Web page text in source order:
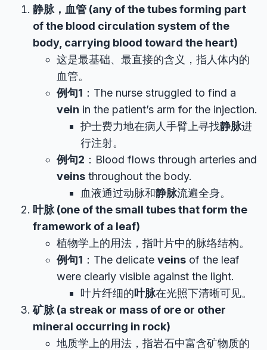
静脉，血管 (any of the tubes forming part
of the blood circulation system of the
body, carrying blood toward the heart)
这是最基础、最直接的含义，指人体内的
血管。
例句1 ：The nurse struggled to find a
vein in the patient’s arm for the injection.
护士费力地在病人手臂上寻找静脉进
行注射。
例句2 ：Blood flows through arteries and
veins throughout the body.
血液通过动脉和静脉流遍全身。
叶脉 (one of the small tubes that form the
framework of a leaf)
植物学上的用法，指叶片中的脉络结构。
例句1 ：The delicate veins of the leaf
were clearly visible against the light.
叶片纤细的叶脉在光照下清晰可见。
矿脉 (a streak or mass of ore or other
mineral occurring in rock)
地质学上的用法，指岩石中富含矿物质的